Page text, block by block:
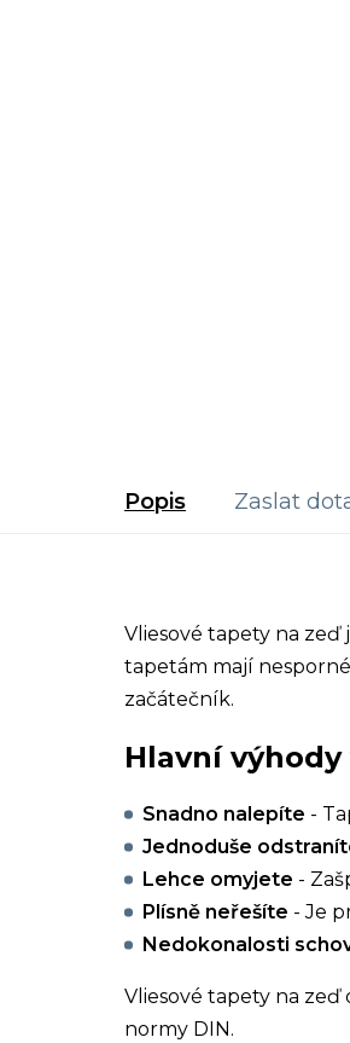
Popis Zaslat
Vliesové tapety na
tapetám mají
začátečník.
Hlavní
Snadno nalepíte -
Jednoduše
Lehce omyjete -
Plísně neřešíte - Je
Nedokonalosti
Vliesové tapety na
normy DIN.